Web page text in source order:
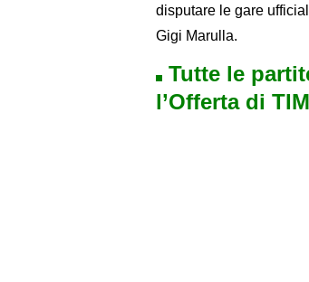
disputare le gare
Gigi Marulla.
Tutte le
l’Offerta di